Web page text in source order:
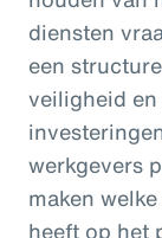
diensten
een
veiligheid
werkgevers
maken
heeft op het